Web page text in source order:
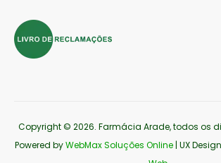
Copyright © 2026. Farmácia Arade, todos os
Powered byWebMax Soluções Online | UX Design